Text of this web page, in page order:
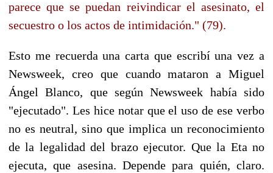
parece que se puedan reivindicar el asesinato, el
secuestro o los actos de intimidación." (79).
Esto me recuerda una carta que escribí una vez a
Newsweek, creo que cuando mataron a Miguel
Ángel Blanco, que según Newsweek había sido
"ejecutado". Les hice notar que el uso de ese verbo
no es neutral, sino que implica un reconocimiento
de la legalidad del brazo ejecutor. Que la Eta no
ejecuta, que asesina. Depende para quién, claro.